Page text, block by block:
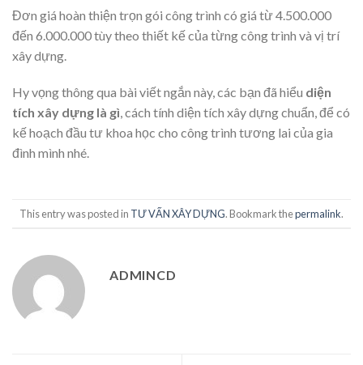
Đơn giá hoàn thiện trọn gói công trình có giá từ 4.500.000
đến 6.000.000 tùy theo thiết kế của từng công trình và vị trí
xây dựng.
Hy vọng thông qua bài viết ngắn này, các bạn đã hiểu diện
tích xây dựng là gì, cách tính diện tích xây dựng chuẩn, để có
kế hoạch đầu tư khoa học cho công trình tương lai của gia
đình mình nhé.
This entry was posted in TƯ VẤN XÂY DỰNG. Bookmark thepermalink.
ADMINCD